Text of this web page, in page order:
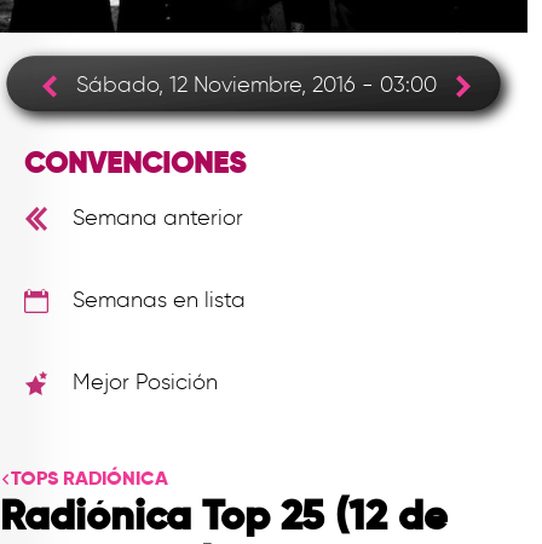
QUIÉNES SOMOS
CONTACTO
Sábado, 12 Noviembre, 2016 - 03:00
CONVENCIONES
Semana anterior
Semanas en lista
Mejor Posición
TOPS RADIÓNICA
Radiónica Top 25 (12 de